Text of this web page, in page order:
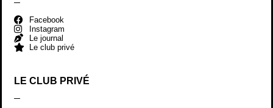
Facebook
Instagram
Le journal
Le club privé
LE CLUB PRIVÉ